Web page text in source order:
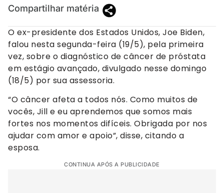
Compartilhar matéria
O ex-presidente dos Estados Unidos, Joe Biden,
falou nesta segunda-feira (19/5), pela primeira
vez, sobre o diagnóstico de câncer de próstata
em estágio avançado, divulgado nesse domingo
(18/5) por sua assessoria.
“O câncer afeta a todos nós. Como muitos de
vocês, Jill e eu aprendemos que somos mais
fortes nos momentos difíceis. Obrigada por nos
ajudar com amor e apoio”, disse, citando a
esposa.
CONTINUA APÓS A PUBLICIDADE